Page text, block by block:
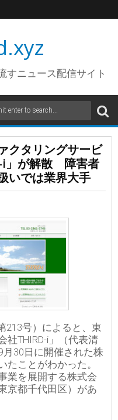
すニュース配信サイト
クタリングサービ
i」が解散 障害者
いでは業界大手
213号）によると、東
社THIRD-i」（代表清
30日に開催された株
たことがわかった。
業を展開する株式会
京都千代田区）があ